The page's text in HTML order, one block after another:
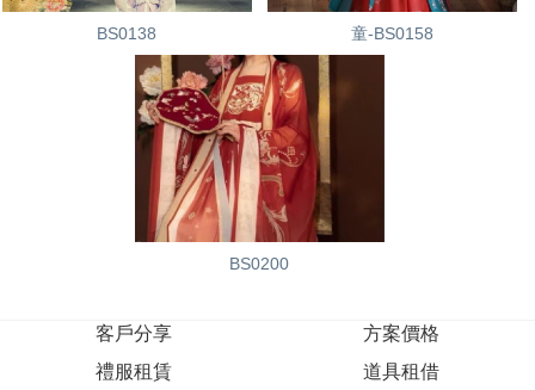
BS0138 童-BS0158
BS0200
客戶分享
方案價格
禮服租賃
道具租借